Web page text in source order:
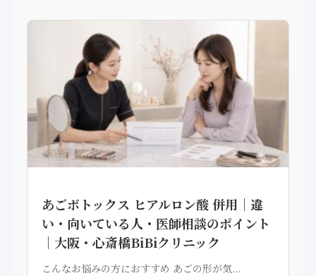
あごボトックス ヒアルロン酸 併用｜違
い・向いている人・医師相談のポイント
｜大阪・心斎橋BiBiクリニック
こんなお悩みの方におすすめ あごの形が気...